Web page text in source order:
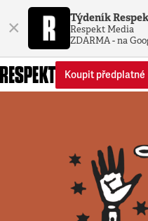
× Týdeník
Respekt Media
ZDARMA - na
Koupit předplatné